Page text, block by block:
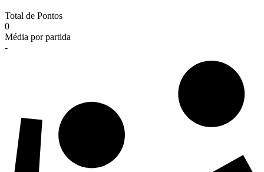
Total de Pontos
0
Média por partida
-